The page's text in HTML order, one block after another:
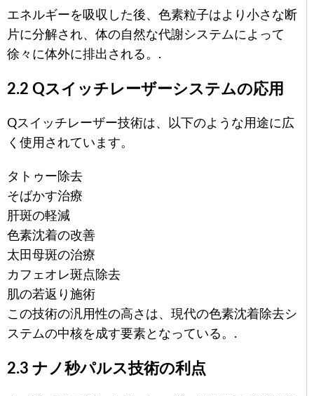
エネルギーを吸収した後、色素粒子はより小さな断
片に分解され、体の自然な代謝システムによって
徐々に体外に排出される。.
2.2 Qスイッチレーザーシステムの応用
Qスイッチレーザー技術は、以下のような用途に広
く使用されています。
タトゥー除去
そばかす治療
肝斑の軽減
色素沈着の改善
太田母斑の治療
カフェオレ斑点除去
肌の若返り施術
この技術の汎用性の高さは、現代の色素沈着除去シ
ステムの中核を成す要素となっている。.
2.3 ナノ秒パルス技術の利点